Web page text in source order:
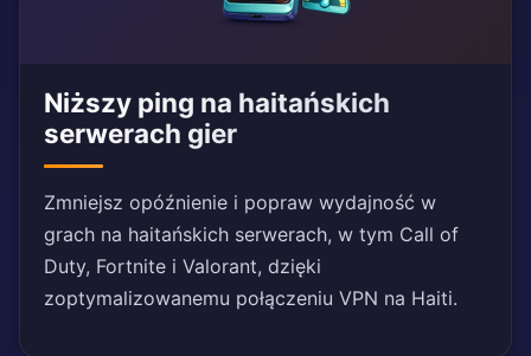
Niższy ping na haitańskich
serwerach gier
Zmniejsz opóźnienie i popraw wydajność w
grach na haitańskich serwerach, w tym Call of
Duty, Fortnite i Valorant, dzięki
zoptymalizowanemu połączeniu VPN na Haiti.